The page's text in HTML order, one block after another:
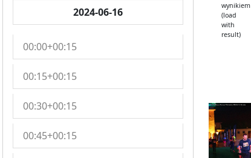
2024-06-16
00:00+00:15
00:15+00:15
00:30+00:15
00:45+00:15
wynikiem
(load
with
result)